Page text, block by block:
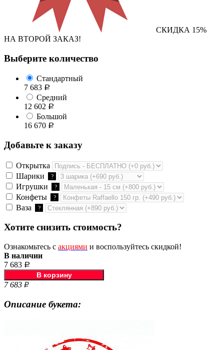
СКИДКА 15%
НА ВТОРОЙ ЗАКАЗ!
Выберите количество
Стандартный
7 683 Р
Средний
12 602 Р
Большой
16 670 Р
Добавьте к заказу
Открытка
Шарики
?
Игрушки ?
Конфеты ?
Ваза ?
Хотите снизить стоимость?
Ознакомьтесь с акциями и воспользуйтесь скидкой!
В наличии
7 683 Р
7 683 Р
Описание букета: